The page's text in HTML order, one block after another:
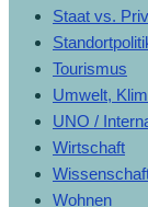
Staat vs.
Tourismus
Umwelt,
UNO /
Wirtschaft
Wohnen